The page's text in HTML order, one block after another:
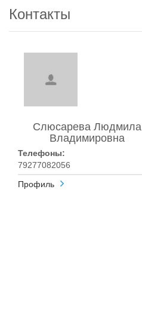
Контакты
Слюсарева Людмила
Владимировна
Телефоны:
79277082056
Профиль